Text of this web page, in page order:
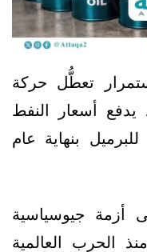
تعطُّل حركة
أسعار النفط
مستوى 200 دولار للبرميل بنهاية عام
أزمة جيوسياسية
الحرب العالمية